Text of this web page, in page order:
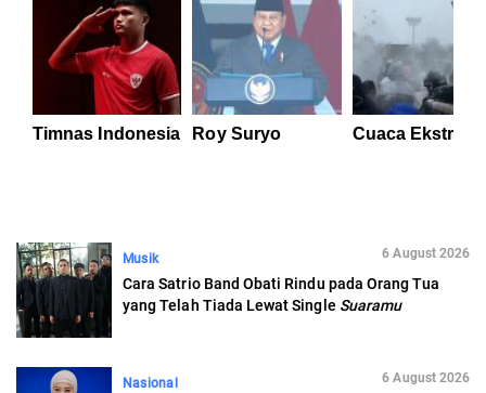
Timnas Indonesia Roy Suryo Cuaca Ekstrem
Musik 6 August 2026
Cara Satrio Band Obati Rindu pada Orang Tua
yang Telah Tiada Lewat Single Suaramu
Nasional 6 August 2026